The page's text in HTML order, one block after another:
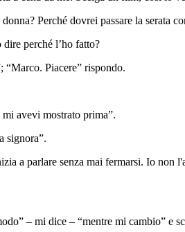
Perché dovrei passare la serata
perché l’ho fatto?
“Marco. Piacere” rispondo.
avevi mostrato prima”.
signora”.
a parlare senza mai fermarsi. Io
– mi dice – “mentre mi cambio”